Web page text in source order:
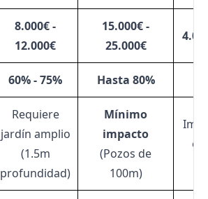
8.000€ -
12.000€
15.000€ -
25.000€
60% - 75% Hasta 80%
Requiere
jardín amplio
(1.5m
profundidad)
Mínimo
impacto
(Pozos de
100m)